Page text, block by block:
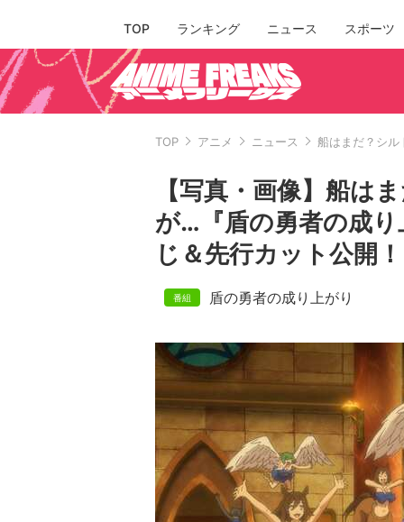
TOP ランキング ニュース スポーツ
TOP アニメ ニュース 船はまだ？シ
【写真・画像】船は
が…『盾の勇者の成
じ＆先行カット公開
盾の勇者の成り上がり